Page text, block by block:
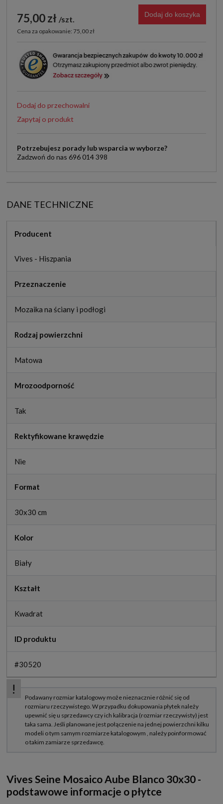
75,00 zł szt.
Cena za opakowanie: 75,00 zł
Dodaj do koszyka
Dodaj do przechowalni
Zapytaj o produkt
Potrzebujesz porady lub wsparcia w wyborze?
Zadzwoń do nas 696 014 398
DANE TECHNICZNE
Producent
Vives - Hiszpania
Przeznaczenie
Mozaika na ściany i podłogi
Rodzaj powierzchni
Matowa
Mrozoodporność
Tak
Rektyfikowane krawędzie
Nie
Format
30x30 cm
Kolor
Biały
Kształt
Kwadrat
ID produktu
#30520
Vives Seine Mosaico Aube Blanco 30x30 -
podstawowe informacje o płytce